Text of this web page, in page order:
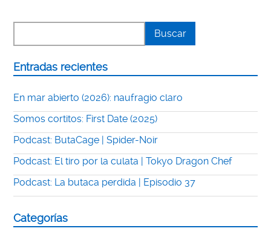
Entradas recientes
En mar abierto (2026): naufragio claro
Somos cortitos: First Date (2025)
Podcast: ButaCage | Spider-Noir
Podcast: El tiro por la culata | Tokyo Dragon Chef
Podcast: La butaca perdida | Episodio 37
Categorías